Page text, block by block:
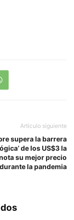
Artículo siguiente
supera la barrera
de los US$3 la
su mejor precio
durante la pandemia